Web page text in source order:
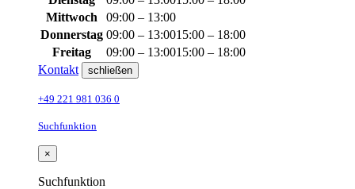
Mittwoch
09:00 – 13:00
Donnerstag 09:00 – 13:0015:00 – 18:00
Freitag
09:00 – 13:0015:00 – 18:00
Kontakt
schließen
+49 221 981 036 0
Suchfunktion
×
Suchfunktion